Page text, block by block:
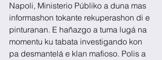
Napoli, Ministerio Públiko a duna mas
informashon tokante rekuperashon di e
pinturanan. E hañazgo a tuma lugá na
momentu ku tabata investigando kon
pa desmantelá e klan mafioso. Polis a